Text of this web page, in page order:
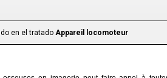
en el tratado Appareil locomoteur